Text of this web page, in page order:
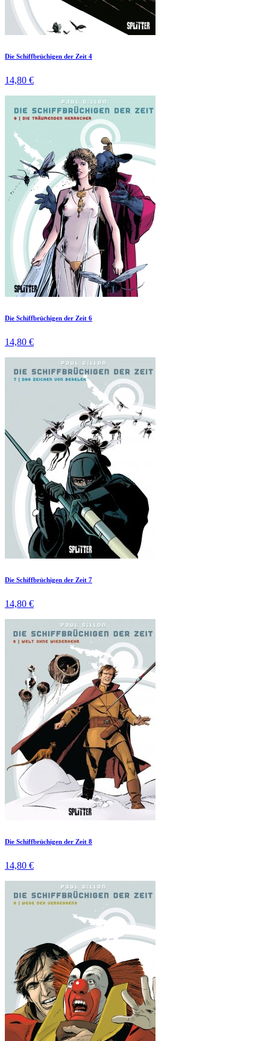
Die Schiffbrüchigen der Zeit 4
14,80 €
Die Schiffbrüchigen der Zeit 6
14,80 €
Die Schiffbrüchigen der Zeit 7
14,80 €
Die Schiffbrüchigen der Zeit 8
14,80 €